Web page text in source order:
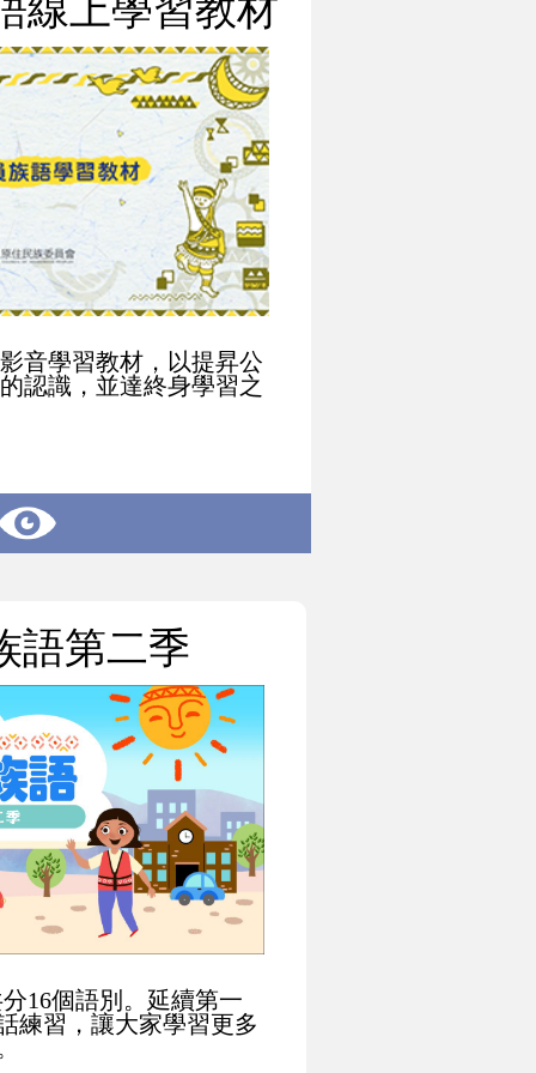
線上學習教材
音學習教材，以提昇公
認識，並達終身學習之
語第二季
16個語別。延續第一
練習，讓大家學習更多